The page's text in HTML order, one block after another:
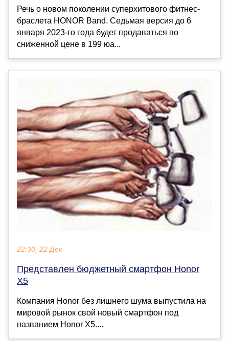
Речь о новом поколении суперхитового фитнес-
браслета HONOR Band. Седьмая версия до 6
января 2023-го года будет продаваться по
сниженной цене в 199 юа...
22:30, 22 Дек
Представлен бюджетный смартфон Honor
X5
Компания Honor без лишнего шума выпустила на
мировой рынок свой новый смартфон под
названием Honor X5....